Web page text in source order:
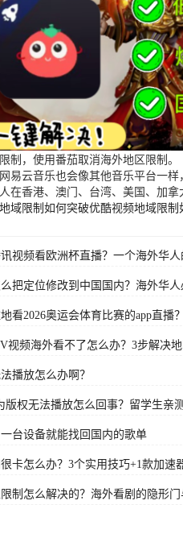
制，使用番茄取消海外地区限制
易云音乐也会像其他音乐平台一
在香港、澳门、台湾、美国、加
域限制 如何突破优酷视频地域限制
视频看欧洲杯直播？一个海外华
把定位修改到中国国内？海外华
看2026奥运会体育比赛的app直播？
视频海外看不了怎么办？3步解决
播放怎么办啊？
版权无法播放怎么回事？留学生亲
台设备就能找回国内的歌单
卡怎么办？3个实用技巧+1款加速
制怎么解决的？海外看剧的隐形